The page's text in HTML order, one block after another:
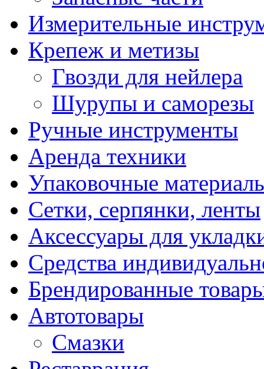
Измерительные
Крепеж и метизы
Гвозди для нейлера
Шурупы и саморезы
Ручные инструменты
Аренда техники
Упаковочные
Сетки, серпянки, ленты
Аксессуары для
Средства
Брендированные
Автотовары
Смазки